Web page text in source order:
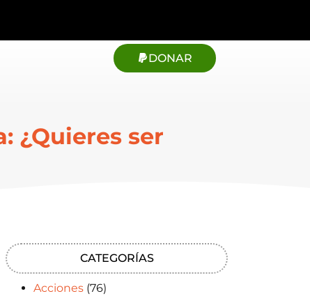
DONAR
¿Quieres ser
CATEGORÍAS
Acciones(76)